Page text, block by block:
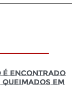
é encontrado
em